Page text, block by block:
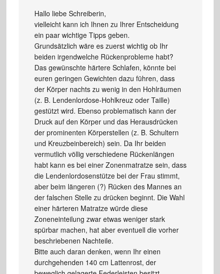
Hallo liebe Schreiberin,
vielleicht kann ich Ihnen zu Ihrer Entscheidung
ein paar wichtige Tipps geben.
Grundsätzlich wäre es zuerst wichtig ob Ihr
beiden irgendwelche Rückenprobleme habt?
Das gewünschte härtere Schlafen, könnte bei
euren geringen Gewichten dazu führen, dass
der Körper nachts zu wenig in den Hohlräumen
(z. B. Lendenlordose-Hohlkreuz oder Taille)
gestützt wird. Ebenso problematisch kann der
Druck auf den Körper und das Herausdrücken
der prominenten Körperstellen (z. B. Schultern
und Kreuzbeinbereich) sein. Da Ihr beiden
vermutlich völlig verschiedene Rückenlängen
habt kann es bei einer Zonenmatratze sein, dass
die Lendenlordosenstütze bei der Frau stimmt,
aber beim längeren (?) Rücken des Mannes an
der falschen Stelle zu drücken beginnt. Die Wahl
einer härteren Matratze würde diese
Zoneneinteilung zwar etwas weniger stark
spürbar machen, hat aber eventuell die vorher
beschriebenen Nachteile.
Bitte auch daran denken, wenn Ihr einen
durchgehenden 140 cm Lattenrost, der